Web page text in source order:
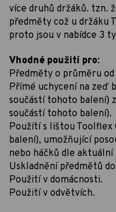
více druhů držáků. tzn.
předměty což u držáku
proto jsou v nabídce 3
Vhodné použití pro:
Předměty o průměru od
Přímé uchycení na zeď
součástí tohoto balení)
součástí tohoto balení).
Použítí s lištou Toolflex
balení), umožňující
nebo háčků dle aktuální
Uskladnění předmětů
Použití v domácnosti.
Použití v odvětvích.